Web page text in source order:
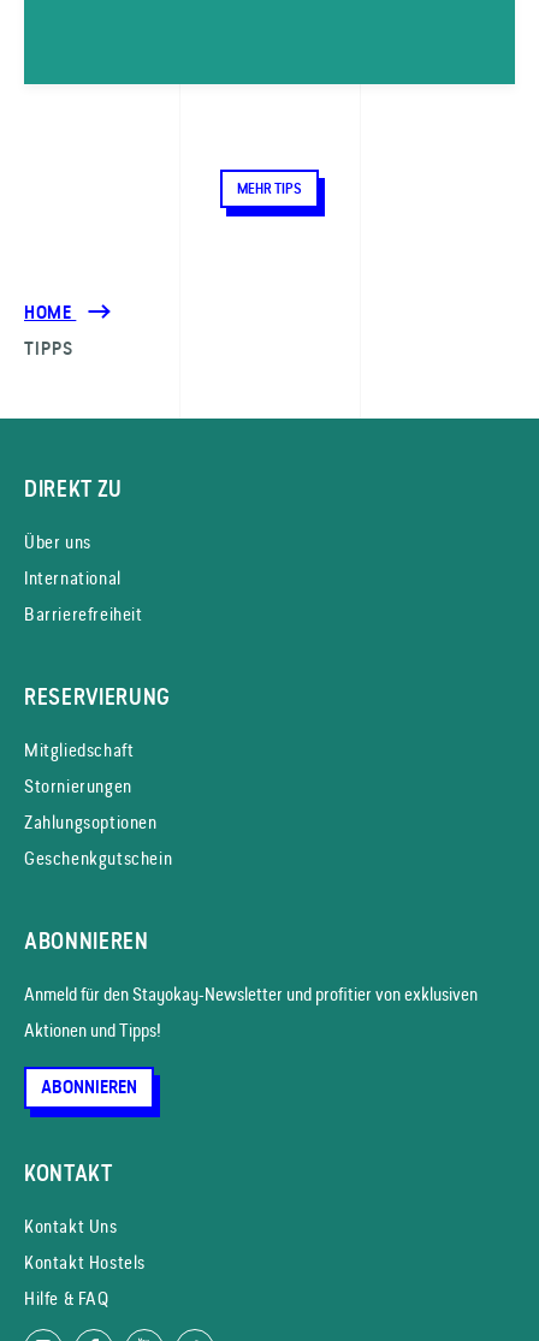
MEHR TIPS
HOME
TIPPS
DIREKT ZU
Über uns
International
Barrierefreiheit
RESERVIERUNG
Mitgliedschaft
Stornierungen
Zahlungsoptionen
Geschenkgutschein
ABONNIEREN
Anmeld für den Stayokay-News­letter und profitier von exklusiven
Aktionen und Tipps!
ABONNIEREN
KONTAKT
Kontakt Uns
Kontakt Hostels
Hilfe & FAQ